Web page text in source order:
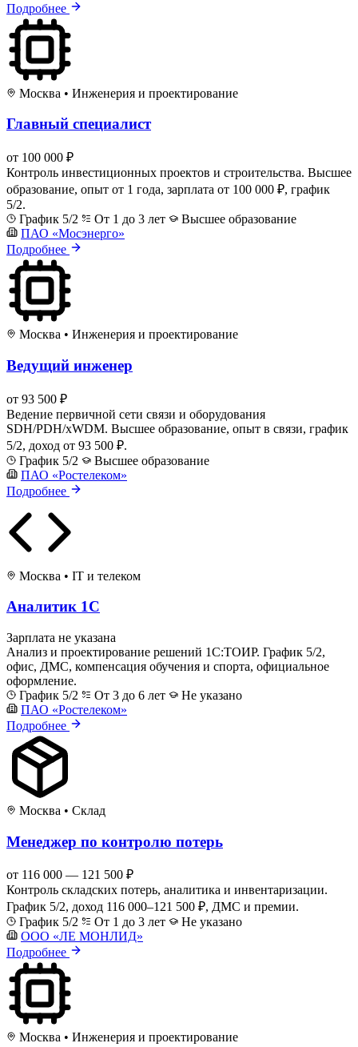
Подробнее
Москва • Инженерия и проектирование
Главный специалист
от 100 000 ₽
Контроль инвестиционных проектов и строительства. Высшее
образование, опыт от 1 года, зарплата от 100 000 ₽, график
5/2.
График 5/2
От 1 до 3 лет
Высшее образование
ПАО «Мосэнерго»
Подробнее
Москва • Инженерия и проектирование
Ведущий инженер
от 93 500 ₽
Ведение первичной сети связи и оборудования
SDH/PDH/xWDM. Высшее образование, опыт в связи, график
5/2, доход от 93 500 ₽.
График 5/2
Высшее образование
ПАО «Ростелеком»
Подробнее
Москва • IT и телеком
Аналитик 1С
Зарплата не указана
Анализ и проектирование решений 1С:ТОИР. График 5/2,
офис, ДМС, компенсация обучения и спорта, официальное
оформление.
График 5/2
От 3 до 6 лет
Не указано
ПАО «Ростелеком»
Подробнее
Москва • Склад
Менеджер по контролю потерь
от 116 000 — 121 500 ₽
Контроль складских потерь, аналитика и инвентаризации.
График 5/2, доход 116 000–121 500 ₽, ДМС и премии.
График 5/2
От 1 до 3 лет
Не указано
ООО «ЛЕ МОНЛИД»
Подробнее
Москва • Инженерия и проектирование